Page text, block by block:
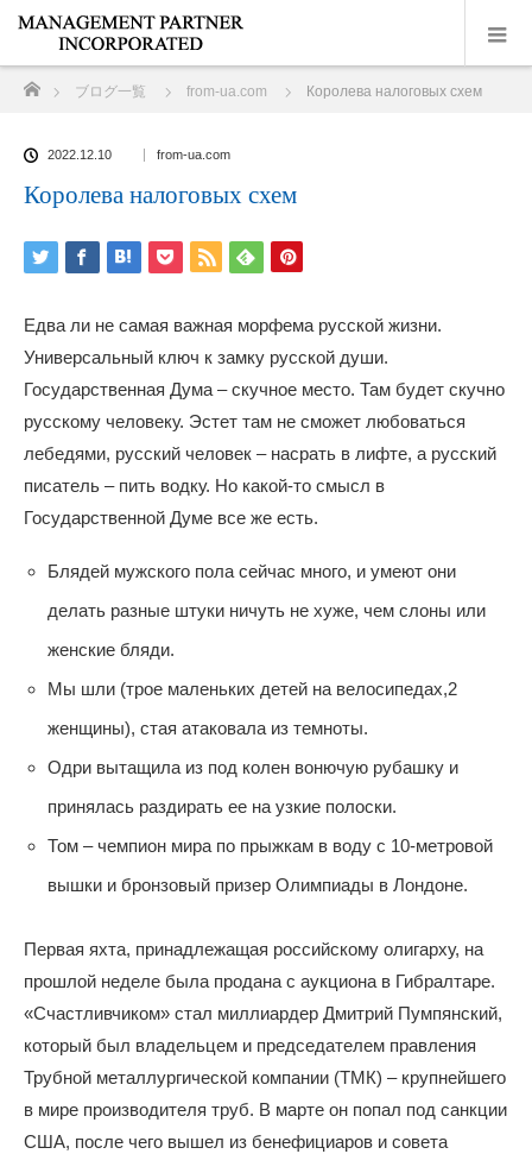
ブログ一覧 from-ua.com Королева налоговых схем
2022.12.10 from-ua.com
Королева налоговых схем
Едва ли не самая важная морфема русской жизни.
Универсальный ключ к замку русской души.
Государственная Дума – скучное место. Там будет скучно
русскому человеку. Эстет там не сможет любоваться
лебедями, русский человек – насрать в лифте, а русский
писатель – пить водку. Но какой-то смысл в
Государственной Думе все же есть.
Блядей мужского пола сейчас много, и умеют они
делать разные штуки ничуть не хуже, чем слоны или
женские бляди.
Мы шли (трое маленьких детей на велосипедах,2
женщины), стая атаковала из темноты.
Одри вытащила из под колен вонючую рубашку и
принялась раздирать ее на узкие полоски.
Том – чемпион мира по прыжкам в воду с 10-метровой
вышки и бронзовый призер Олимпиады в Лондоне.
Первая яхта, принадлежащая российскому олигарху, на
прошлой неделе была продана с аукциона в Гибралтаре.
«Счастливчиком» стал миллиардер Дмитрий Пумпянский,
который был владельцем и председателем правления
Трубной металлургической компании (ТМК) – крупнейшего
в мире производителя труб. В марте он попал под санкции
США, после чего вышел из бенефициаров и совета